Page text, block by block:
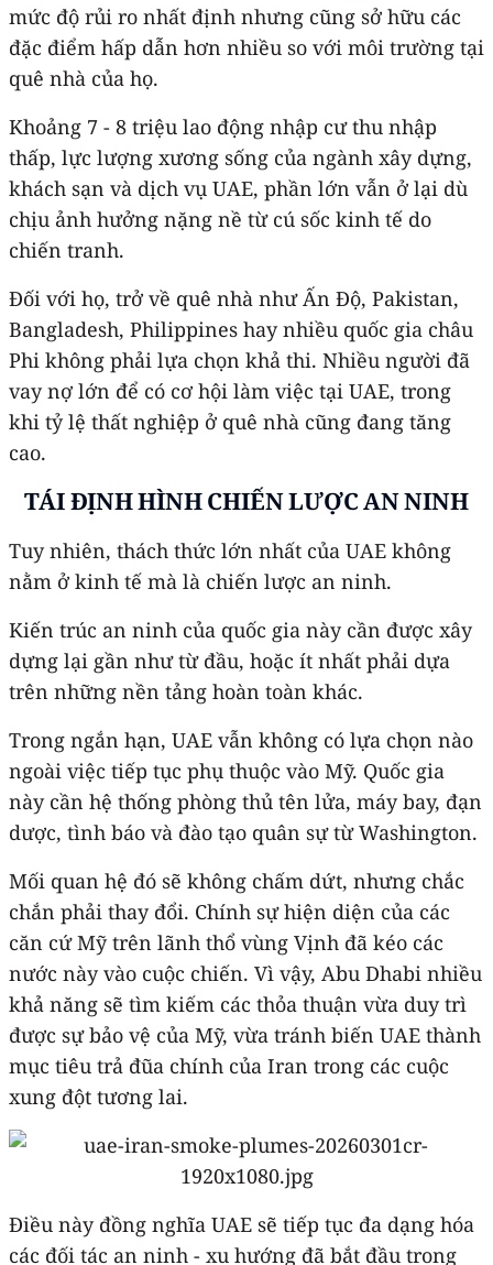
mức độ rủi ro nhất định nhưng cũng sở hữu các
đặc điểm hấp dẫn hơn nhiều so với môi trường tại
quê nhà của họ.
Khoảng 7 - 8 triệu lao động nhập cư thu nhập
thấp, lực lượng xương sống của ngành xây dựng,
khách sạn và dịch vụ UAE, phần lớn vẫn ở lại dù
chịu ảnh hưởng nặng nề từ cú sốc kinh tế do
chiến tranh.
Đối với họ, trở về quê nhà như Ấn Độ, Pakistan,
Bangladesh, Philippines hay nhiều quốc gia châu
Phi không phải lựa chọn khả thi. Nhiều người đã
vay nợ lớn để có cơ hội làm việc tại UAE, trong
khi tỷ lệ thất nghiệp ở quê nhà cũng đang tăng
cao.
TÁI ĐỊNH HÌNH CHIẾN LƯỢC AN NINH
Tuy nhiên, thách thức lớn nhất của UAE không
nằm ở kinh tế mà là chiến lược an ninh.
Kiến trúc an ninh của quốc gia này cần được xây
dựng lại gần như từ đầu, hoặc ít nhất phải dựa
trên những nền tảng hoàn toàn khác.
Trong ngắn hạn, UAE vẫn không có lựa chọn nào
ngoài việc tiếp tục phụ thuộc vào Mỹ. Quốc gia
này cần hệ thống phòng thủ tên lửa, máy bay, đạn
dược, tình báo và đào tạo quân sự từ Washington.
Mối quan hệ đó sẽ không chấm dứt, nhưng chắc
chắn phải thay đổi. Chính sự hiện diện của các
căn cứ Mỹ trên lãnh thổ vùng Vịnh đã kéo các
nước này vào cuộc chiến. Vì vậy, Abu Dhabi nhiều
khả năng sẽ tìm kiếm các thỏa thuận vừa duy trì
được sự bảo vệ của Mỹ, vừa tránh biến UAE thành
mục tiêu trả đũa chính của Iran trong các cuộc
xung đột tương lai.
Điều này đồng nghĩa UAE sẽ tiếp tục đa dạng hóa
các đối tác an ninh - xu hướng đã bắt đầu trong